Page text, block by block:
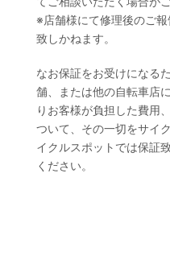
※店舗様にて修理後のご
致しかねます。
なお保証をお受けになる
舗、または他の自転車店
りお客様が負担した費用
ついて、その一切をサイ
イクルスポットでは保証
ください。